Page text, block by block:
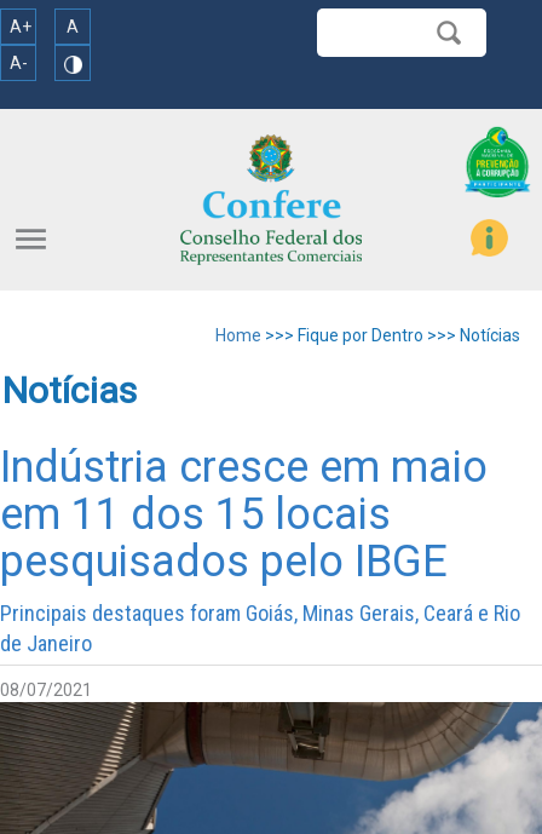
A+
A
A-
menu
Home >>> Fique por Dentro >>> Notícias
Notícias
Indústria cresce em maio
em 11 dos 15 locais
pesquisados pelo IBGE
Principais destaques foram Goiás, Minas Gerais, Ceará e Rio
de Janeiro
08/07/2021